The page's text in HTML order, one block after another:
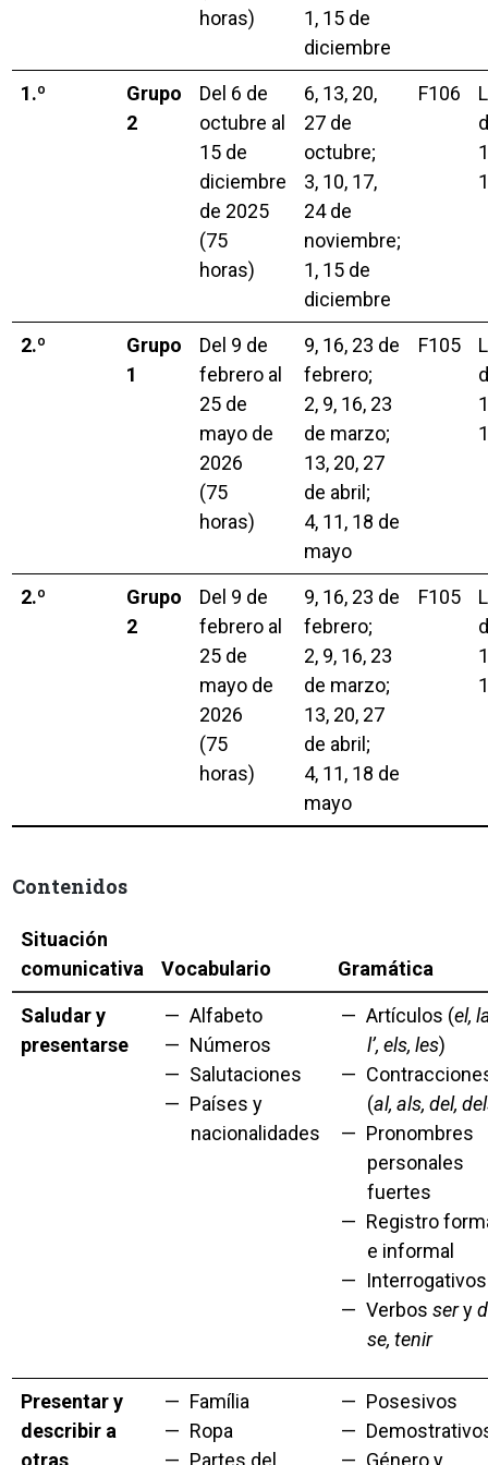
horas)
1, 15 de
diciembre
1.º
Grupo
2
Del 6 de
octubre al
15 de
diciembre
de 2025
(75
horas)
6, 13, 20,
27 de
octubre;
3, 10, 17,
24 de
noviembre;
1, 15 de
diciembre
F106
2.º
Grupo
1
Del 9 de
febrero al
25 de
mayo de
2026
(75
horas)
9, 16, 23 de
febrero;
2, 9, 16, 23
de marzo;
13, 20, 27
de abril;
4, 11, 18 de
mayo
F105
2.º
Grupo
2
Del 9 de
febrero al
25 de
mayo de
2026
(75
horas)
9, 16, 23 de
febrero;
2, 9, 16, 23
de marzo;
13, 20, 27
de abril;
4, 11, 18 de
mayo
F105
Contenidos
Situación
comunicativa
Vocabulario Gramática
Saludar y
presentarse
Alfabeto
Números
Salutaciones
Países y
nacionalidades
Artículos (el,
l’, els, les)
(al, als, del,
Pronombres
personales
fuertes
Registro
e informal
Interrogativos
Verbos sery
se, tenir
Presentar y
describir a
otras
Família
Ropa
Partes del
Posesivos
Género y